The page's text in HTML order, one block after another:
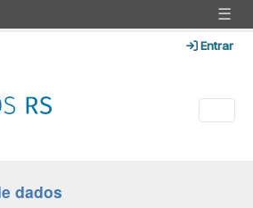
☰
Entrar
dados